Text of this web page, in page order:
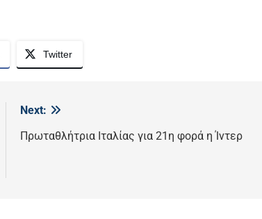
Twitter
Next:
Πρωταθλήτρια Ιταλίας για 21η φορά η Ίντερ